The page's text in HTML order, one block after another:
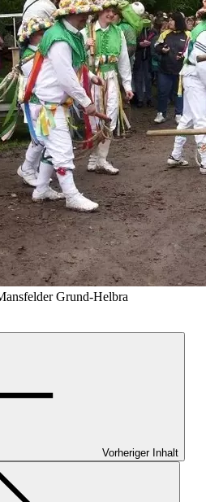
Grund-Helbra
Vorheriger Inhalt